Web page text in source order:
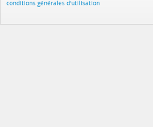
conditions générales d'utilisation